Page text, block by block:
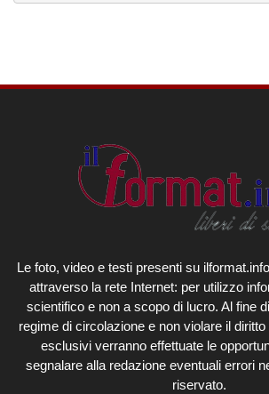
Le foto, video e testi presenti su
attraverso la rete Internet: per utilizzo
scientifico e non a scopo di lucro. Al fine
regime di circolazione e non violare il
esclusivi verranno effettuate le
segnalare alla redazione eventuali errori
riservato.